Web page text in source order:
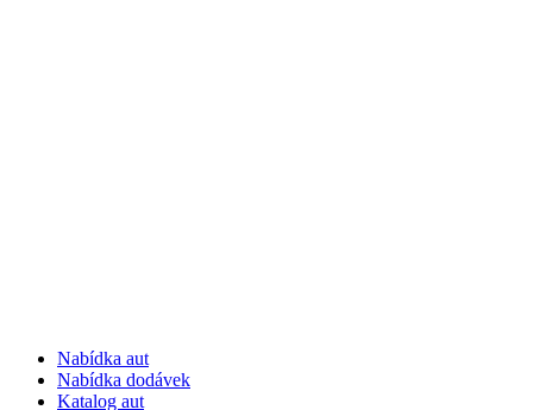
Nabídka aut
Nabídka dodávek
Katalog aut